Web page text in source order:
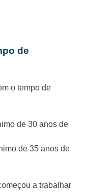
de
o tempo de
de 30 anos de
de 35 anos de
a trabalhar